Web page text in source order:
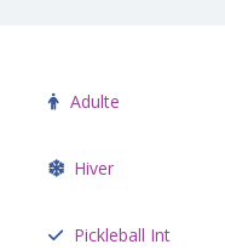
Adulte
Hiver
Pickleball Int